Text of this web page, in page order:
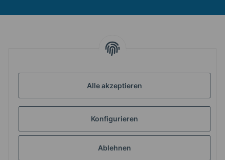
Alle akzeptieren
Konfigurieren
Ablehnen
INFORMATIONEN
GESETZLICHE INFORMATIONEN
ZAHLUNG & VERSAND